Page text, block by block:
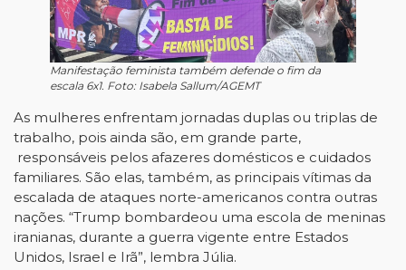
Manifestação feminista também defende o fim da
escala 6x1. Foto: Isabela Sallum/AGEMT
As mulheres enfrentam jornadas duplas ou triplas de
trabalho, pois ainda são, em grande parte,
responsáveis pelos afazeres domésticos e cuidados
familiares. São elas, também, as principais vítimas da
escalada de ataques norte-americanos contra outras
nações. “Trump bombardeou uma escola de meninas
iranianas, durante a guerra vigente entre Estados
Unidos, Israel e Irã”, lembra Júlia.